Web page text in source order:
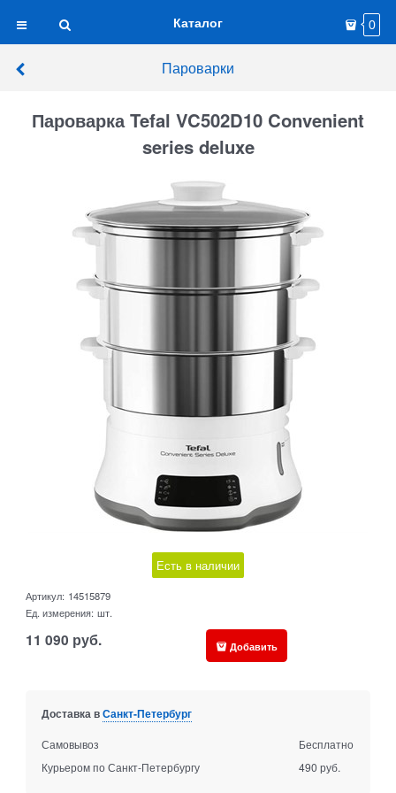
Каталог 0
Пароварки
Пароварка Tefal VC502D10 Convenient
series deluxe
Есть в наличии
Артикул: 14515879
Ед. измерения: шт.
11 090 руб. Добавить
Доставка вСанкт-Петербург
Самовывоз
Бесплатно
Курьером по Санкт-Петербургу
490 руб.